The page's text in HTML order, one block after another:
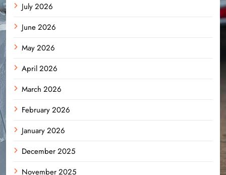
July 2026
June 2026
May 2026
April 2026
March 2026
February 2026
January 2026
December 2025
November 2025